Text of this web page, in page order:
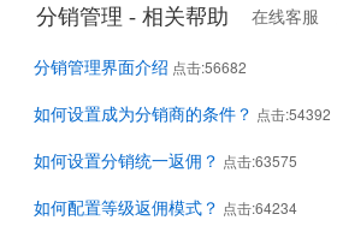
分销管理 - 相关帮助 在线客服
分销管理界面介绍 点击:56682
如何设置成为分销商的条件？ 点击:54392
如何设置分销统一返佣？ 点击:63575
如何配置等级返佣模式？ 点击:64234